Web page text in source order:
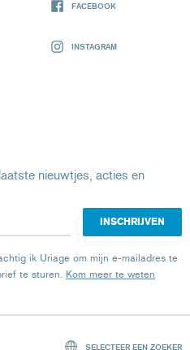
FACEBOOK
INSTAGRAM
nieuwtjes, acties en
ik Uriage om mijn e-mailadres te
te sturen. Kom meer te weten
SELECTEER EEN ZOEKER